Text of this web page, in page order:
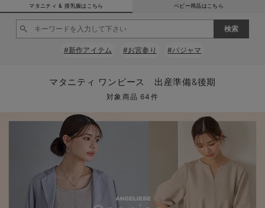
マタニティウェア全て
マタニティ ワンピース
マタニティ トップス
マタニティ アウター（コート）・ママコート
マタニティ 下着・インナー全て
授乳ブラ・マタニティブラ（マタニティインナー・産後用品）
マタニティ 授乳 キャミソール
産褥ショーツ
骨盤・マタニティベルト （妊娠中・産後）
産後 ガードル インナー
授乳服全て
マタニティ フォーマル全て
マタニティ スーツ
マタニティ ドレス（結婚式・お呼ばれ）
マタニティ フォーマル パンツ・ボトムス
授乳用品全て
妊婦用 抱き枕・授乳クッション
マタニティレッグウェア全て
マタニティストッキング・タイツ
マタニティ ボディケア全て
アウトレット全て
【アウトレット】ワンピース
【アウトレット】パジャマ
【アウトレット】インナー
【アウトレット】ベビー
特集全て
コットン素材
接触冷感素材
Tシャツブラ
再入荷全て
再入荷｜インナー
送料無料アイテム全て
ワンピース
スカート
パジャマ
インナー
ブラキャミ おまとめ
MAX55%OFF ブラック
【37周年祭セール】
【37周年祭セール】
気温差別オススメア
【15℃】3月下旬～
動きやすく着回しで
強撚スムース(コスパ
マタニティウェア
【おまとめ割】パジ
こだわりの履き心地
カジュアル
オフィス
ジャケット派
きれいめ美脚パンツ派
ツィード派
王道シンプル派
セットアップ派
出産準備応援割全て
マタニティパジャマ
【オフィスカジュア
レギンスタイプ
【フォーマル】ワン
【ベビー】長袖
ハンカチ
短肌着
セット
快適ウェア10%OFF
快適ウェア10%OFF
春のマタニティワン
セットアップ・ レイ
ジャンパースカート/
ワーク・オフィス
カジュアル
フォーマル / オケー
Gift Selection 出産
〜3,000円（税込）
10,001円（税込）〜
女の子におススメの
男の子におススメの
冬の冷え対策インナ
薄くてあったか
保温&リカバリー
レギンス・タイツ
カップ付きインナー
あったか度◎
入院準備の持ち物チ
入院してすぐ使うグ
冬のあったか特集全て
【冬のあったか特集
【冬のあったか特集
マタニティ & 授乳服はこちら ベビー用品はこちら
#新作アイテム #お宮参り #パジャマ
マタニティ ワンピース 出産準備&後期
対象商品 64件
カートに入れる
閉じる